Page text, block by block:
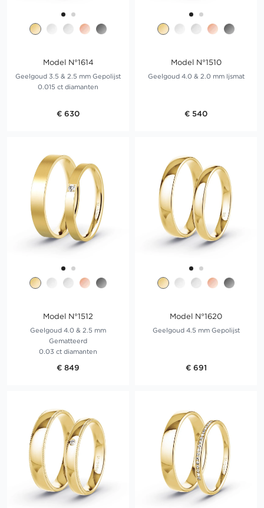
Model N°1614
Geelgoud 3.5 & 2.5 mm Gepolijst
0.015 ct diamanten
€ 630
Model N°1510
Geelgoud 4.0 & 2.0 mm Ijsmat
€ 540
Model N°1512
Geelgoud 4.0 & 2.5 mm
Gematteerd
0.03 ct diamanten
€ 849
Model N°1620
Geelgoud 4.5 mm Gepolijst
€ 691